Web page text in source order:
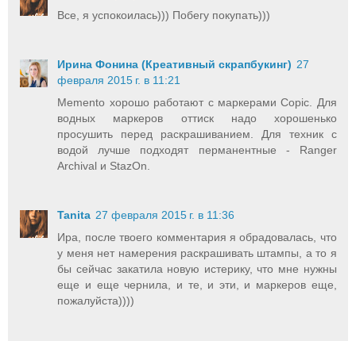
Все, я успокоилась))) Побегу покупать)))
Ирина Фонина (Креативный скрапбукинг) 27
февраля 2015 г. в 11:21
Memento хорошо работают с маркерами Copic. Для
водных маркеров оттиск надо хорошенько
просушить перед раскрашиванием. Для техник с
водой лучше подходят перманентные - Ranger
Archival и StazOn.
Tanita 27 февраля 2015 г. в 11:36
Ира, после твоего комментария я обрадовалась, что
у меня нет намерения раскрашивать штампы, а то я
бы сейчас закатила новую истерику, что мне нужны
еще и еще чернила, и те, и эти, и маркеров еще,
пожалуйста))))